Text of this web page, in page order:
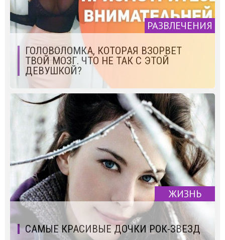
РАЗВЛЕЧЕНИЯ
ГОЛОВОЛОМКА, КОТОРАЯ ВЗОРВЕТ
ТВОЙ МОЗГ. ЧТО НЕ ТАК С ЭТОЙ
ДЕВУШКОЙ?
ЖИЗНЬ
САМЫЕ КРАСИВЫЕ ДОЧКИ РОК-ЗВЕЗД